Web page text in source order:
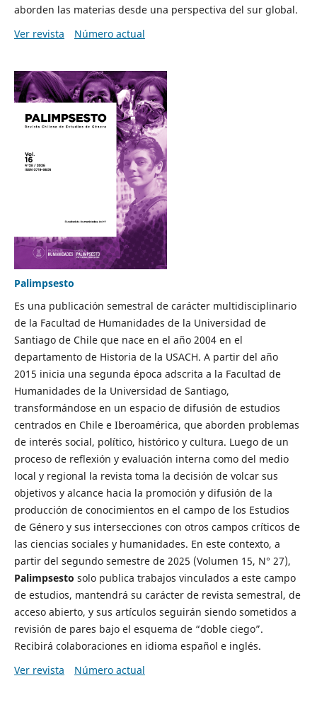
aborden las materias desde una perspectiva del sur global.
Ver revista
Número actual
Palimpsesto
Es una publicación semestral de carácter multidisciplinario
de la Facultad de Humanidades de la Universidad de
Santiago de Chile que nace en el año 2004 en el
departamento de Historia de la USACH. A partir del año
2015 inicia una segunda época adscrita a la Facultad de
Humanidades de la Universidad de Santiago,
transformándose en un espacio de difusión de estudios
centrados en Chile e Iberoamérica, que aborden problemas
de interés social, político, histórico y cultura. Luego de un
proceso de reflexión y evaluación interna como del medio
local y regional la revista toma la decisión de volcar sus
objetivos y alcance hacia la promoción y difusión de la
producción de conocimientos en el campo de los Estudios
de Género y sus intersecciones con otros campos críticos de
las ciencias sociales y humanidades. En este contexto, a
partir del segundo semestre de 2025 (Volumen 15, N° 27),
Palimpsesto solo publica trabajos vinculados a este campo
de estudios, mantendrá su carácter de revista semestral, de
acceso abierto, y sus artículos seguirán siendo sometidos a
revisión de pares bajo el esquema de “doble ciego”.
Recibirá colaboraciones en idioma español e inglés.
Ver revista
Número actual